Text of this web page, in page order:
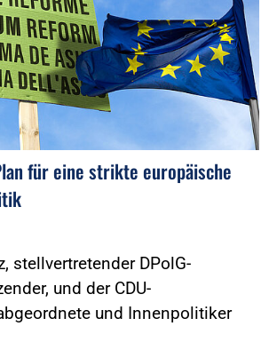
für eine strikte europäische
stellvertretender DPolG-
und der CDU-
und Innenpolitiker